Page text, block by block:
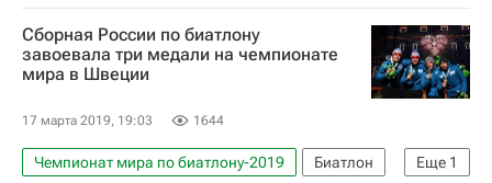
Кубок мира по биатлону
Александр Логинов (биатлонист)
Сборная России по биатлону
завоевала три медали на чемпионате
мира в Швеции
17 марта 2019, 19:03 1644
Еще 1
Чемпионат мира по биатлону-2019
Биатлон